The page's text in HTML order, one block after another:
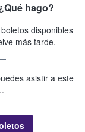
hago?
disponibles
más tarde.
asistir a este